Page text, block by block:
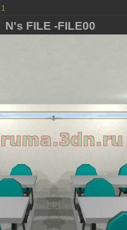
1
N's FILE -FILE00